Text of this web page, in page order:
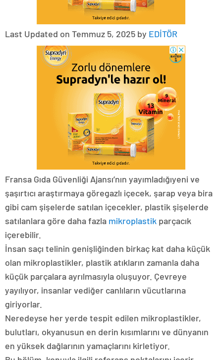
Last Updated on Temmuz 5, 2025 by EDİTÖR
Fransa Gıda Güvenliği Ajansı’nın yayımladığıyeni ve
şaşırtıcı araştırmaya göregazlı içecek, şarap veya bira
gibi cam şişelerde satılan içecekler, plastik şişelerde
satılanlara göre daha fazla mikroplastik parçacık
içerebilir.
İnsan saçı telinin genişliğinden birkaç kat daha küçük
olan mikroplastikler, plastik atıkların zamanla daha
küçük parçalara ayrılmasıyla oluşuyor. Çevreye
yayılıyor, insanlar vediğer canlıların vücutlarına
giriyorlar.
Neredeyse her yerde tespit edilen mikroplastikler,
bulutları, okyanusun en derin kısımlarını ve dünyanın
en yüksek dağlarının yamaçlarını kirletiyor.